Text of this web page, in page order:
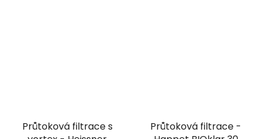
Průtoková filtrace s
Průtoková filtrace -